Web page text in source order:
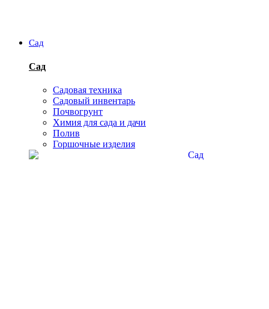
Сад
Сад
Садовая техника
Садовый инвентарь
Почвогрунт
Химия для сада и дачи
Полив
Горшочные изделия